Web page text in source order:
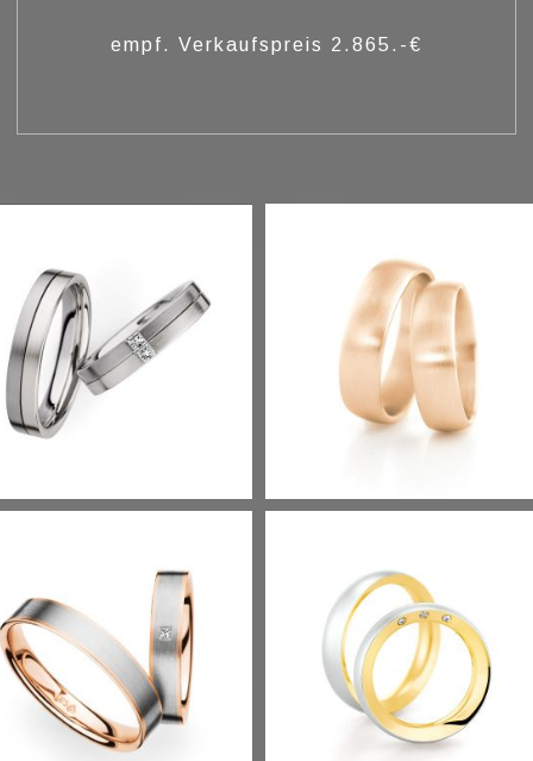
empf. Verkaufspreis 2.865.-€